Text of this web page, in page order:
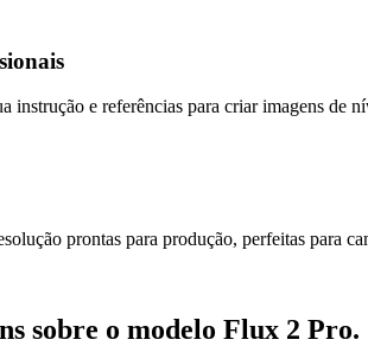
instrução e referências para criar imagens de
prontas para produção, perfeitas para
sobre o modelo Flux 2 Pro.